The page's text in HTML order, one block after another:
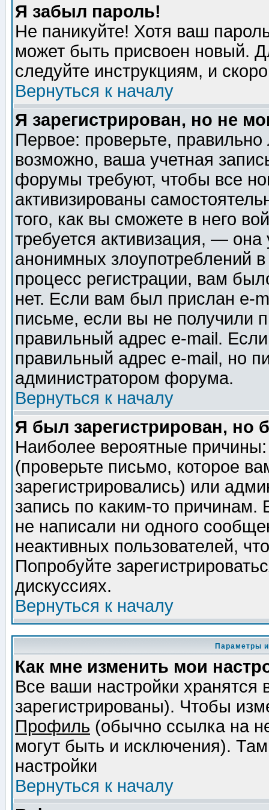
Я забыл пароль!
Не паникуйте! Хотя ваш
может быть присвоен новый.
следуйте инструкциям, и
Вернуться к началу
Я зарегистрирован, но не
Первое: проверьте,
возможно, ваша учетная
форумы требуют, чтобы все
активизированы
того, как вы сможете в него
требуется активизация, —
анонимных злоупотреблений
процесс регистрации, вам
нет. Если вам был прислан e-
письме, если вы не получили
правильный адрес e-mail.
правильный адрес e-mail, но
администратором форума.
Вернуться к началу
Я был зарегистрирован, но
Наиболее вероятные
(проверьте письмо, которое
зарегистрировались) или
запись по каким-то
не написали ни одного
неактивных пользователей,
Попробуйте
дискуссиях.
Вернуться к началу
Параметры
Как мне изменить мои
Все ваши настройки
зарегистрированы). Чтобы
Профиль (обычно ссылка на
могут быть и исключения).
настройки
Вернуться к началу